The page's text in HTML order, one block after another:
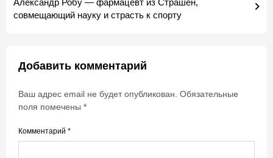
совмещающий науку и страсть к спорту
Добавить комментарий
Ваш адрес email не будет опубликован. Обязательные
поля помечены *
Комментарий *